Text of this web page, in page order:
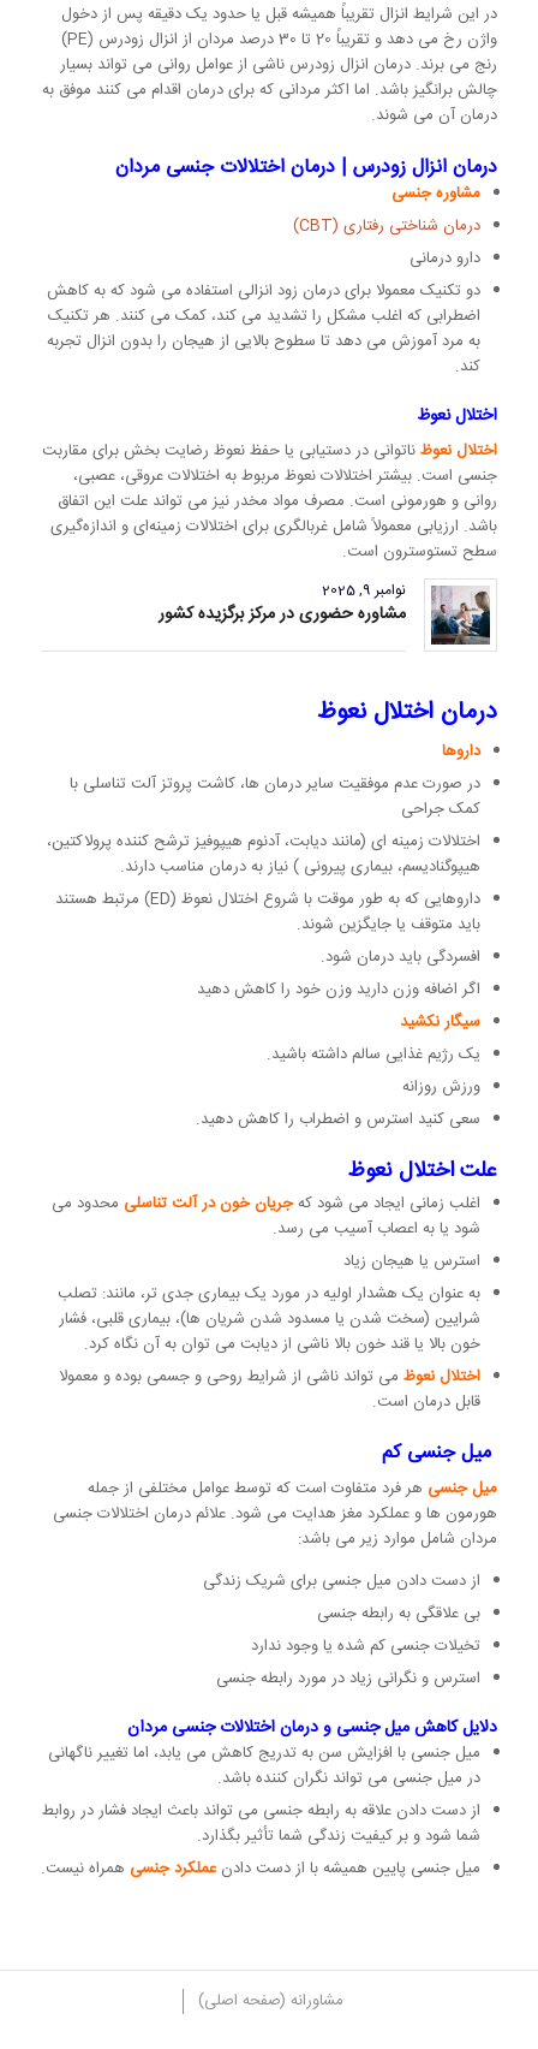
در این شرایط انزال تقریباً همیشه قبل یا حدود یک دقیقه پس از دخول
واژن رخ می دهد و تقریباً 20 تا 30 درصد مردان از انزال زودرس (PE)
رنج می برند. درمان انزال زودرس ناشی از عوامل روانی می تواند بسیار
چالش برانگیز باشد. اما اکثر مردانی که برای درمان اقدام می کنند موفق به
درمان آن می شوند.
درمان انزال زودرس | درمان اختلالات جنسی مردان
مشاوره ‌جنسی
درمان شناختی رفتاری (CBT)
دارو درمانی
دو تکنیک معمولا برای درمان زود انزالی استفاده می شود که به کاهش
اضطرابی که اغلب مشکل را تشدید می کند، کمک می کنند. هر تکنیک
به مرد آموزش می دهد تا سطوح بالایی از هیجان را بدون انزال تجربه
کند.
اختلال نعوظ
اختلال نعوظ ناتوانی در دستیابی یا حفظ نعوظ رضایت بخش برای مقاربت
جنسی است. بیشتر اختلالات نعوظ مربوط به اختلالات عروقی، عصبی،
روانی و هورمونی است. مصرف مواد مخدر نیز می تواند علت این اتفاق
باشد. ارزیابی معمولاً شامل غربالگری برای اختلالات زمینه‌ای و اندازه‌گیری
سطح تستوسترون است.
نوامبر 9, 2025
مشاوره حضوری در مرکز برگزیده کشور
درمان اختلال نعوظ
داروها
در صورت عدم موفقیت سایر درمان ها، کاشت پروتز آلت تناسلی با
کمک جراحی
اختلالات زمینه ای (مانند دیابت، آدنوم هیپوفیز ترشح کننده پرولاکتین،
هیپوگنادیسم، بیماری پیرونی ) نیاز به درمان مناسب دارند.
داروهایی که به طور موقت با شروع اختلال نعوظ (ED) مرتبط هستند
باید متوقف یا جایگزین شوند.
افسردگی باید درمان شود.
اگر اضافه وزن دارید وزن خود را کاهش دهید
سیگار نکشید
یک رژیم غذایی سالم داشته باشید.
ورزش روزانه
سعی کنید استرس و اضطراب را کاهش دهید.
علت اختلال نعوظ
اغلب زمانی ایجاد می شود کهجریان خون در آلت تناسلی محدود می
شود یا به اعصاب آسیب می رسد.
استرس یا هیجان زیاد
به عنوان یک هشدار اولیه در مورد یک بیماری جدی تر، مانند: تصلب
شرایین (سخت شدن یا مسدود شدن شریان ها)، بیماری قلبی، فشار
خون بالا یا قند خون بالا ناشی از دیابت می توان به آن نگاه کرد.
اختلال نعوظ می تواند ناشی از شرایط روحی و جسمی بوده و معمولا
قابل درمان است.
میل جنسی کم
میل جنسی هر فرد متفاوت است که توسط عوامل مختلفی از جمله
هورمون ها و عملکرد مغز هدایت می شود. علائم درمان اختلالات جنسی
مردان شامل موارد زیر می باشد:
از دست دادن میل جنسی برای شریک زندگی
بی علاقگی به رابطه جنسی
تخیلات جنسی کم شده یا وجود ندارد
استرس و نگرانی زیاد در مورد رابطه جنسی
دلایل کاهش میل جنسی و درمان اختلالات جنسی مردان
میل جنسی با افزایش سن به تدریج کاهش می یابد، اما تغییر ناگهانی
در میل جنسی می تواند نگران کننده باشد.
از دست دادن علاقه به رابطه جنسی می تواند باعث ایجاد فشار در روابط
شما شود و بر کیفیت زندگی شما تأثیر بگذارد.
میل جنسی پایین همیشه با از دست دادنعملکرد جنسی همراه نیست.
مشاورانه (صفحه اصلی)